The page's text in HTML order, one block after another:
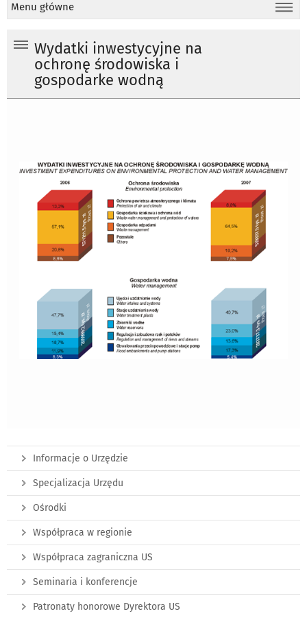
Menu główne
Wydatki inwestycyjne na
ochronę środowiska i
gospodarke wodną
Informacje o Urzędzie
Specjalizacja Urzędu
Ośrodki
Współpraca w regionie
Współpraca zagraniczna US
Seminaria i konferencje
Patronaty honorowe Dyrektora US